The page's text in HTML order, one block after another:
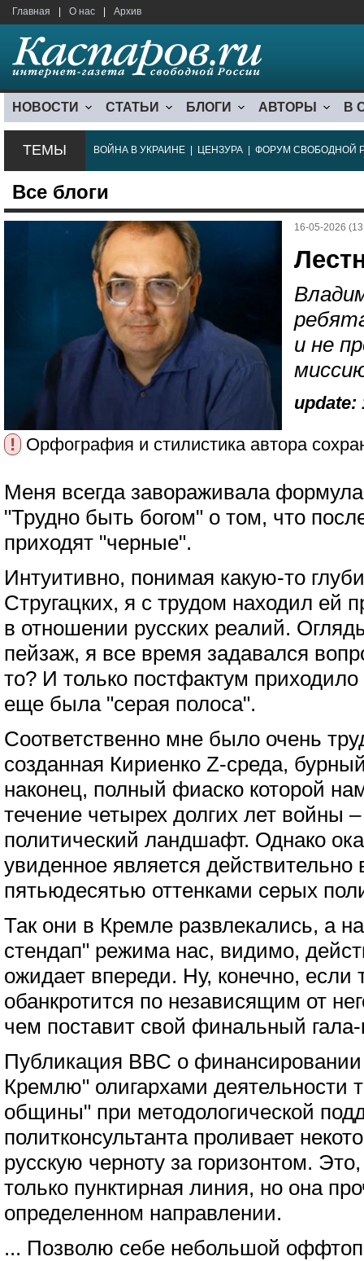
Главная О нас Архив
НОВОСТИ СТАТЬИ БЛОГИ АВТОРЫ В
ТЕМЫ ВОЙНА В УКРАИНЕ ЦЕНЗУРА ФОРУМ СВОБОДНОЙ
Все блоги
16-05-2026
и не
update:
! Орфография и стилистика автора
Меня всегда завораживала
"Трудно быть богом" о том, что
приходят "черные".
Интуитивно, понимая какую-то
Стругацких, я с трудом находил ей
в отношении русских реалий.
пейзаж, я все время задавался
то? И только постфактум
еще была "серая полоса".
Соответственно мне было очень
созданная Кириенко Z-среда,
наконец, полный фиаско которой
течение четырех долгих лет войны
политический ландшафт. Однако
увиденное является действительно
пятьюдесятью оттенками серых
Так они в Кремле развлекались, а
стендап" режима нас, видимо,
ожидает впереди. Ну, конечно, если
обанкротится по независящим от
чем поставит свой финальный гала-
Публикация BBC о
Кремлю" олигархами деятельности
общины" при методологической
политконсультанта проливает
русскую черноту за горизонтом.
только пунктирная линия, но она
определенном направлении.
... Позволю себе небольшой